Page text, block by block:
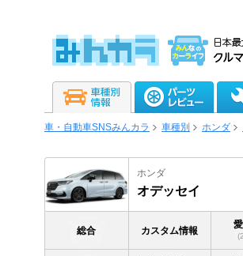
車・自動車SNSみんカラ 車種別 ホンダ
ホンダ
オデッセイ
総合 カスタム情報